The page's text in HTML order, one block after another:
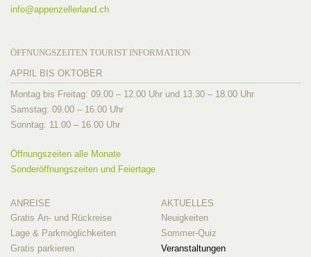
info@appenzellerland.ch
ÖFFNUNGSZEITEN TOURIST INFORMATION
APRIL BIS OKTOBER
Montag bis Freitag: 09.00 – 12.00 Uhr und 13.30 – 18.00 Uhr
Samstag: 09.00 – 16.00 Uhr
Sonntag: 11.00 – 16.00 Uhr
Öffnungszeiten alle Monate
Sonderöffnungszeiten und Feiertage
ANREISE
Gratis An- und Rückreise
Lage & Parkmöglichkeiten
Gratis parkieren
AKTUELLES
Neuigkeiten
Sommer-Quiz
Veranstaltungen